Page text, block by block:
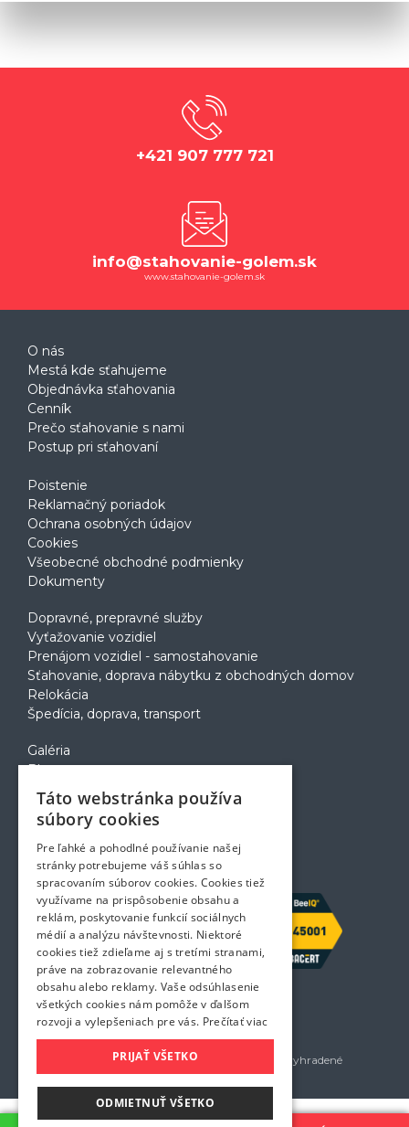
+421 907 777 721
info@stahovanie-golem.sk
www.stahovanie-golem.sk
O nás
Mestá kde sťahujeme
Objednávka sťahovania
Cenník
Prečo sťahovanie s nami
Postup pri sťahovaní
Poistenie
Reklamačný poriadok
Ochrana osobných údajov
Cookies
Všeobecné obchodné podmienky
Dokumenty
Dopravné, prepravné služby
Vyťažovanie vozidiel
Prenájom vozidiel - samostahovanie
Sťahovanie, doprava nábytku z obchodných domov
Relokácia
Špedícia, doprava, transport
Galéria
Blog
Voľné pozície
Zapožičanie krabíc
Rady a tipy pri sťahovaní
Prepravný poriadok
Kontakt
Golem services, s.r.o. 2026 - Všetky práva vyhradené
Všetky uvedené ceny sú bez DPH
Táto webstránka používa
súbory cookies
Pre ľahké a pohodlné používanie našej
stránky potrebujeme váš súhlas so
spracovaním súborov cookies. Cookies tiež
využívame na prispôsobenie obsahu a
reklám, poskytovanie funkcií sociálnych
médií a analýzu návštevnosti. Niektoré
cookies tiež zdieľame aj s tretími stranami,
práve na zobrazovanie relevantného
obsahu alebo reklamy. Vaše odsúhlasenie
všetkých cookies nám pomôže v ďalšom
rozvoji a vylepšeniach pre vás. Prečítať viac
PRIJAŤ VŠETKO
ODMIETNUŤ VŠETKO